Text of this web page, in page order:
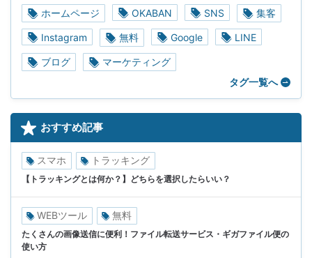
ホームページ OKABAN SNS 集客
Instagram 無料 Google LINE
ブログ
マーケティング
タグ一覧へ
おすすめ記事
スマホ トラッキング
【トラッキングとは何か？】どちらを選択したらいい？
WEBツール 無料
たくさんの画像送信に便利！ファイル転送サービス・ギガファイル便の
使い方